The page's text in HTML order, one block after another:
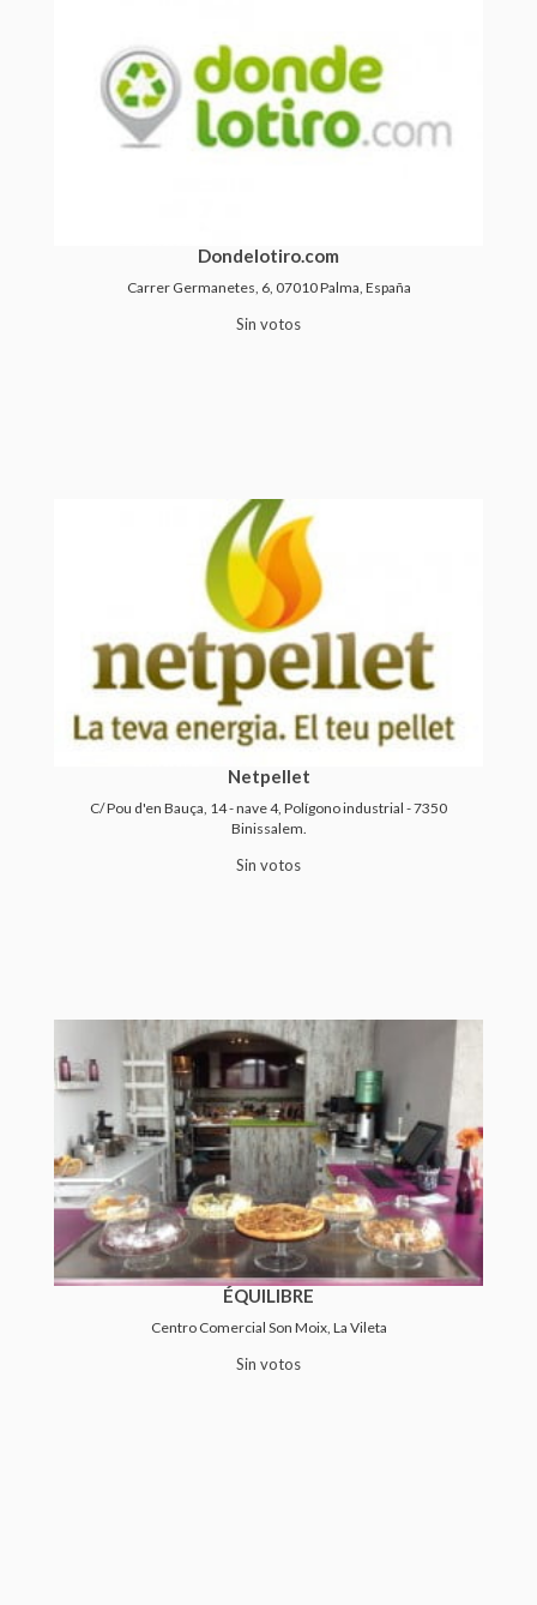
Dondelotiro.com
Carrer Germanetes, 6, 07010 Palma, España
Sin votos
Netpellet
C/ Pou d'en Bauça, 14 - nave 4, Polígono industrial - 7350
Binissalem.
Sin votos
ÉQUILIBRE
Centro Comercial Son Moix, La Vileta
Sin votos